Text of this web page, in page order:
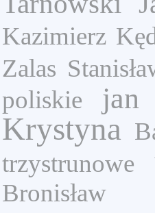
Kazimierz
Zalas
poliskie
jan
Krystyna
trzystrunowe
Bronisław